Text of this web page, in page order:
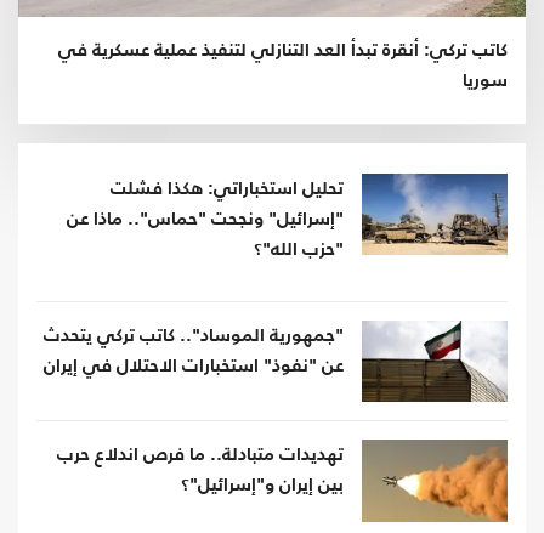
كاتب تركي: أنقرة تبدأ العد التنازلي لتنفيذ عملية عسكرية في
سوريا
تحليل استخباراتي: هكذا فشلت
"إسرائيل" ونجحت "حماس".. ماذا عن
"حزب الله"؟
"جمهورية الموساد".. كاتب تركي يتحدث
عن "نفوذ" استخبارات الاحتلال في إيران
تهديدات متبادلة.. ما فرص اندلاع حرب
بين إيران و"إسرائيل"؟